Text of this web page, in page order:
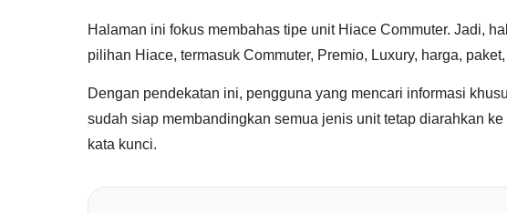
Halaman ini fokus membahas tipe unit Hiace Commuter. Jadi,
pilihan Hiace, termasuk Commuter, Premio, Luxury, harga,
Dengan pendekatan ini, pengguna yang mencari informasi
sudah siap membandingkan semua jenis unit tetap diarahkan
kata kunci.